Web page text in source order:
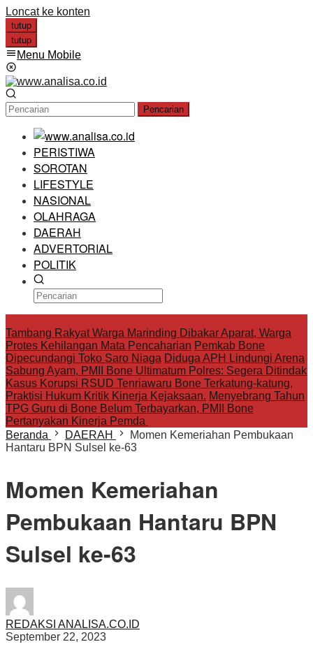
Loncat ke konten
tutup
tutup
Menu Mobile
Pencarian
PERISTIWA
SOROTAN
LIFESTYLE
NASIONAL
OLAHRAGA
DAERAH
ADVERTORIAL
POLITIK
Tambang Rakyat Warga Marinding Dibakar Aparat, Warga
Protes Kehilangan Mata Pencaharian Pemkab Bone
Dipecundangi Toko Saro Niaga Diduga APH Lindungi Arena
Sabung Ayam, PMII Bone Ultimatum Polres: Segera Ditindak
Kasus Korupsi RSUD Tenriawaru Bone Terkatung-katung,
Praktisi Hukum Kritik Kinerja Kejaksaan. Menyebrang Tahun
TPG Guru di Bone Belum Terbayarkan, PMII Bone
Pertanyakan Kinerja Pemda
Beranda
DAERAH
Momen Kemeriahan Pembukaan
Hantaru BPN Sulsel ke-63
Momen Kemeriahan
Pembukaan Hantaru BPN
Sulsel ke-63
REDAKSI ANALISA.CO.ID
September 22, 2023